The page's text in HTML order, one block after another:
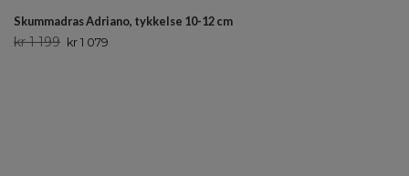
Skummadras Adriano, tykkelse 10-12 cm
kr 1 199 kr 1 079